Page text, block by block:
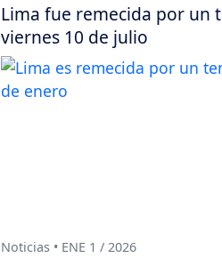
Lima fue remecida por un
viernes 10 de julio
Noticias • ENE 1 / 2026